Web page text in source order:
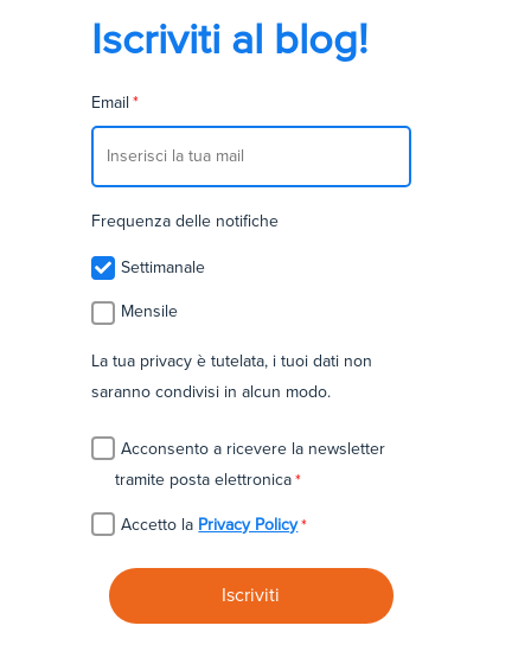
Iscriviti al blog!
Email *
Frequenza delle notifiche
Settimanale
Mensile
La tua privacy è tutelata, i tuoi dati non
saranno condivisi in alcun modo.
Acconsento a ricevere la newsletter
tramite posta elettronica*
Accetto la Privacy Policy*